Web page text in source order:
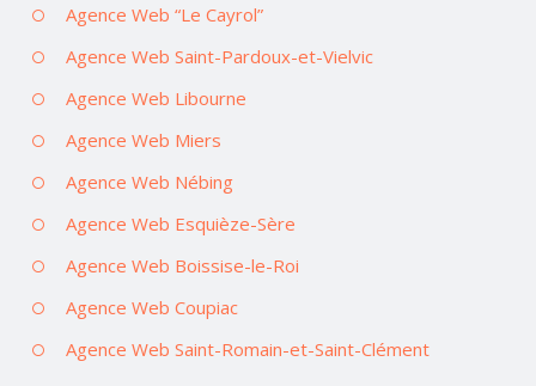
Agence Web “Le Cayrol”
Agence Web Saint-Pardoux-et-Vielvic
Agence Web Libourne
Agence Web Miers
Agence Web Nébing
Agence Web Esquièze-Sère
Agence Web Boissise-le-Roi
Agence Web Coupiac
Agence Web Saint-Romain-et-Saint-Clément